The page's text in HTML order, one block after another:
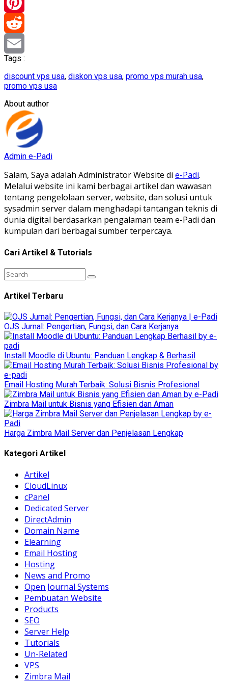
Telegram
Pinterest
Reddit
Email
Tags :
discount vps usa, diskon vps usa, promo vps murah usa,
promo vps usa
About author
Admin e-Padi
Salam, Saya adalah Administrator Website di e-Padi.
Melalui website ini kami berbagai artikel dan wawasan
tentang pengelolaan server, website, dan solusi untuk
sysadmin server dalam menghadapi tantangan teknis di
dunia digital berdasarkan pengalaman team e-Padi dan
kumpulan dari berbagai sumber terpercaya.
Cari Artikel & Tutorials
Artikel Terbaru
OJS Jurnal: Pengertian, Fungsi, dan Cara Kerjanya
Install Moodle di Ubuntu: Panduan Lengkap & Berhasil
Email Hosting Murah Terbaik: Solusi Bisnis Profesional
Zimbra Mail untuk Bisnis yang Efisien dan Aman
Harga Zimbra Mail Server dan Penjelasan Lengkap
Kategori Artikel
Artikel
CloudLinux
cPanel
Dedicated Server
DirectAdmin
Domain Name
Elearning
Email Hosting
Hosting
News and Promo
Open Journal Systems
Pembuatan Website
Products
SEO
Server Help
Tutorials
Un-Related
VPS
Zimbra Mail